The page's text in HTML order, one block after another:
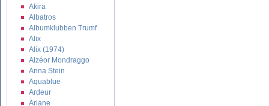
Akira
Albatros
Albumklubben Trumf
Alix
Alix (1974)
Alzéor Mondraggo
Anna Stein
Aquablue
Ardeur
Ariane